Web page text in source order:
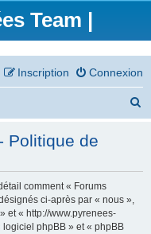
Team |
Connexion
Inscription
h
Politique de
comment « Forums
ci-après par « nous »,
et « http://www.pyrenees-
phpBB » et « phpBB